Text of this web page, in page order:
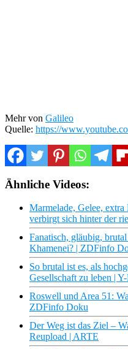
Mehr von Galileo
Quelle: https://
Ähnliche Videos:
Marmelade, Gelee,
verbirgt sich hinter der
Fanatisch, gläubig,
Khamenei? | ZDFinfo
So brutal ist es, als
Gesellschaft zu leben |
Roswell und Area 51:
ZDFinfo Doku
Der Weg ist das Ziel –
Reupload | ARTE